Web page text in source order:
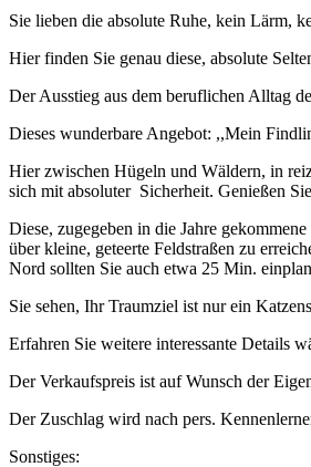
Sie lieben die absolute Ruhe, kein Lärm,
Hier finden Sie genau diese, absolute
Der Ausstieg aus dem beruflichen Alltag
Dieses wunderbare Angebot: ,,Mein
Hier zwischen Hügeln und Wäldern, in
sich mit absoluter Sicherheit. Genießen
Diese, zugegeben in die Jahre
über kleine, geteerte Feldstraßen zu
Nord sollten Sie auch etwa 25 Min.
Sie sehen, Ihr Traumziel ist nur ein
Erfahren Sie weitere interessante Details
Der Verkaufspreis ist auf Wunsch der
Der Zuschlag wird nach pers.
Sonstiges: